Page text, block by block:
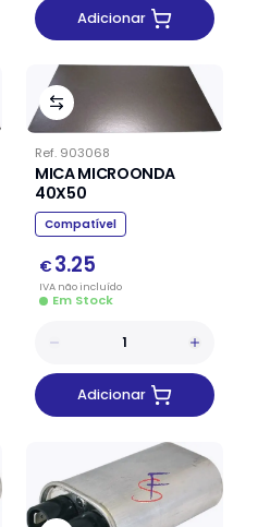
Adicionar
Ref. 903068
MICA MICROONDA
40X50
Compatível
€ 3.25
IVA nãoincluído
Em Stock
Adicionar